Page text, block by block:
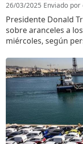
26/03/2025 Enviado
Presidente Donald
sobre aranceles a
miércoles, según
Imagen